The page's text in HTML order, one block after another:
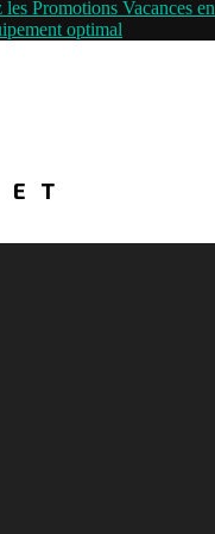
Promotions Vacances
optimal